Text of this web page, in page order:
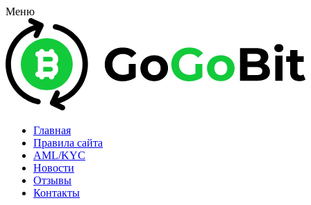
Меню
Главная
Правила сайта
AML/KYC
Новости
Отзывы
Контакты